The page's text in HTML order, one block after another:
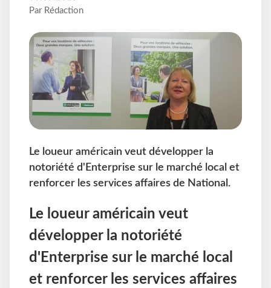
Par Rédaction
Le loueur américain veut développer la
notoriété d'Enterprise sur le marché local et
renforcer les services affaires de National.
Le loueur américain veut
développer la notoriété
d'Enterprise sur le marché local
et renforcer les services affaires